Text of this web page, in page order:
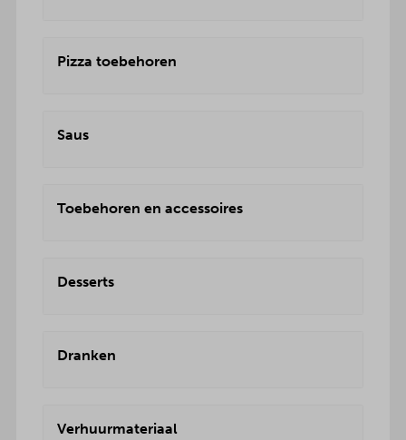
Pizza toebehoren
Saus
Toebehoren en accessoires
Desserts
Dranken
Verhuurmateriaal